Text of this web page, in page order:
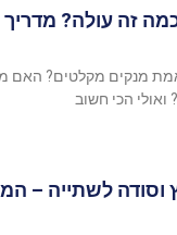
זה עולה?
מנקים מקלטים? האם
ואולי הכי חשוב
וסודה לשתייה –